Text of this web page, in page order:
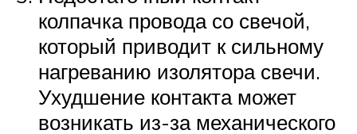
колпачка провода со свечой,
который приводит к сильному
нагреванию изолятора свечи.
Ухудшение контакта может
возникать из-за механического